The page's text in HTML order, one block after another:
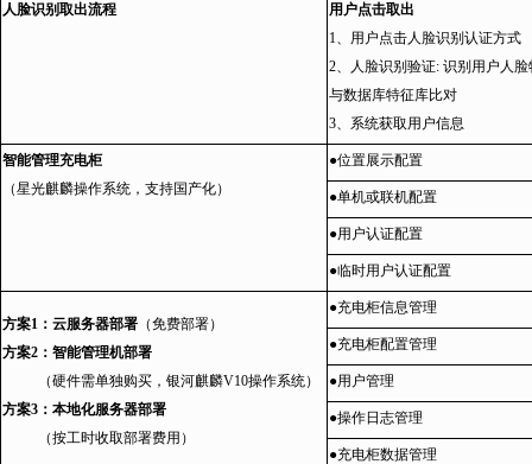
人脸识别取出流程
用户点击取出
1、用户点击人脸识别认证方式
2、人脸识别验证: 识别用户人脸
与数据库特征库比对
3、系统获取用户信息
智能管理充电柜
（星光麒麟操作系统，支持国产化）
●位置展示配置
●单机或联机配置
●用户认证配置
●临时用户认证配置
方案1：云服务器部署 （免费部署）
方案2：智能管理机部署
（硬件需单独购买，银河麒麟V10操作系统）
方案3：本地化服务器部署
（按工时收取部署费用）
●充电柜信息管理
●充电柜配置管理
●用户管理
●操作日志管理
●充电柜数据管理